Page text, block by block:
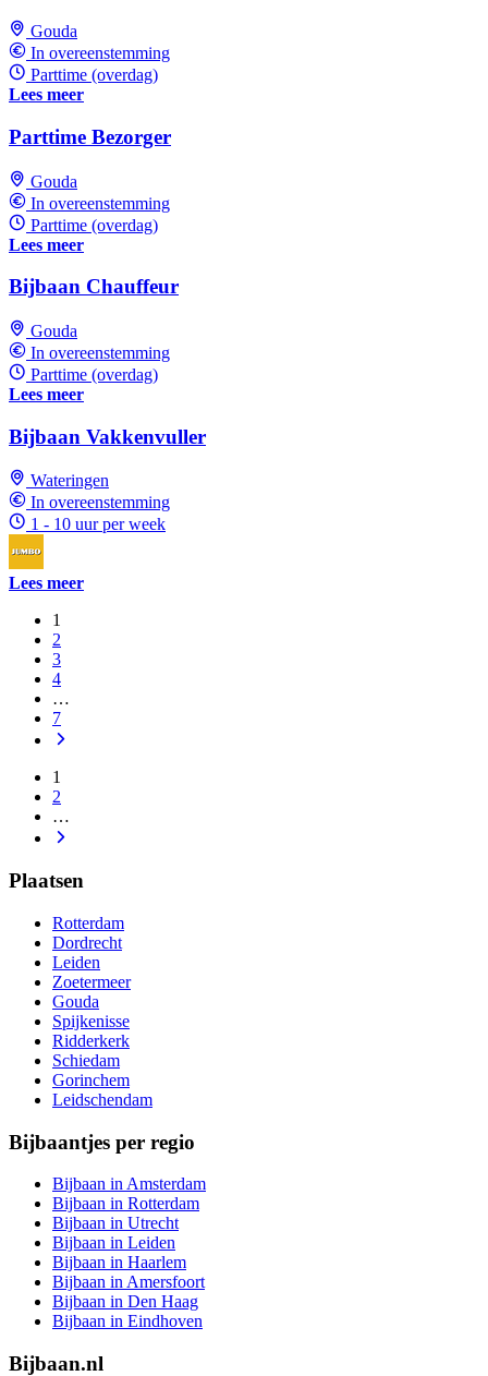
Gouda
In overeenstemming
Parttime (overdag)
Lees meer
Parttime Bezorger
Gouda
In overeenstemming
Parttime (overdag)
Lees meer
Bijbaan Chauffeur
Gouda
In overeenstemming
Parttime (overdag)
Lees meer
Bijbaan Vakkenvuller
Wateringen
In overeenstemming
1 - 10 uur per week
Lees meer
1
2
3
4
…
7
1
2
…
Plaatsen
Rotterdam
Dordrecht
Leiden
Zoetermeer
Gouda
Spijkenisse
Ridderkerk
Schiedam
Gorinchem
Leidschendam
Bijbaantjes per regio
Bijbaan in Amsterdam
Bijbaan in Rotterdam
Bijbaan in Utrecht
Bijbaan in Leiden
Bijbaan in Haarlem
Bijbaan in Amersfoort
Bijbaan in Den Haag
Bijbaan in Eindhoven
Bijbaan.nl